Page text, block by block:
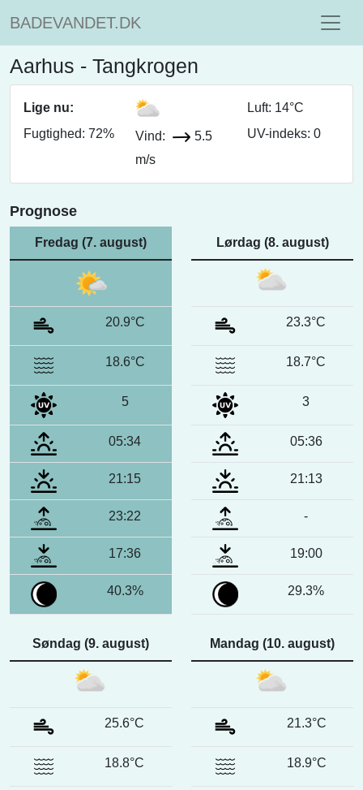
BADEVANDET.DK
Aarhus - Tangkrogen
Lige nu:
Luft: 14°C
Fugtighed: 72%
Vind:
5.5
m/s
UV-indeks: 0
Prognose
Fredag (7. august)
20.9°C
18.6°C
5
05:34
21:15
23:22
17:36
40.3%
Lørdag (8. august)
23.3°C
18.7°C
3
05:36
21:13
-
19:00
29.3%
Søndag (9. august)
25.6°C
18.8°C
Mandag (10. august)
21.3°C
18.9°C